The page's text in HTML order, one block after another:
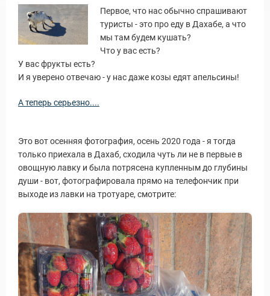
Первое, что нас обычно спрашивают
туристы - это про еду в Дахабе, а что
мы там будем кушать?
Что у вас есть?
У вас фрукты есть?
И я уверено отвечаю - у нас даже козы едят апельсины!
А теперь серьезно....
Это вот осенняя фотография, осень 2020 года - я тогда
только приехала в Дахаб, сходила чуть ли не в первые в
овощную лавку и была потрясена купленным до глубины
души - вот, фотографировала прямо на телефончик при
выходе из лавки на тротуаре, смотрите: